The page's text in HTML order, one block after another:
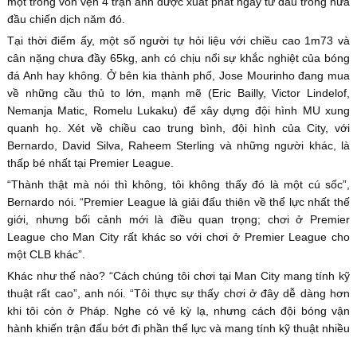
đầu chiến dịch năm đó.
Tại thời điểm ấy, một số người tự hỏi liệu với chiều cao 1m73 và
cân nặng chưa đầy 65kg, anh có chịu nổi sự khắc nghiệt của bóng
đá Anh hay không. Ở bên kia thành phố, Jose Mourinho đang mua
về những cầu thủ to lớn, mạnh mẽ (Eric Bailly, Victor Lindelof,
Nemanja Matic, Romelu Lukaku) để xây dựng đội hình MU xung
quanh họ. Xét về chiều cao trung bình, đội hình của City, với
Bernardo, David Silva, Raheem Sterling và những người khác, là
thấp bé nhất tại Premier League.
“Thành thật mà nói thì không, tôi không thấy đó là một cú sốc”,
Bernardo nói. “Premier League là giải đấu thiên về thể lực nhất thế
giới, nhưng bối cảnh mới là điều quan trọng; chơi ở Premier
League cho Man City rất khác so với chơi ở Premier League cho
một CLB khác”.
Khác như thế nào? “Cách chúng tôi chơi tại Man City mang tính kỹ
thuật rất cao”, anh nói. “Tôi thực sự thấy chơi ở đây dễ dàng hơn
khi tôi còn ở Pháp. Nghe có vẻ kỳ lạ, nhưng cách đội bóng vận
hành khiến trận đấu bớt đi phần thể lực và mang tính kỹ thuật nhiều